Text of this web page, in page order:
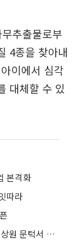
추출물로부
4종을 찾아내
이에서 심각
대체할 수 있
본격화
따라
美 클래리티 법안 연내 통과 가능성 13%…상원 문턱서 제동